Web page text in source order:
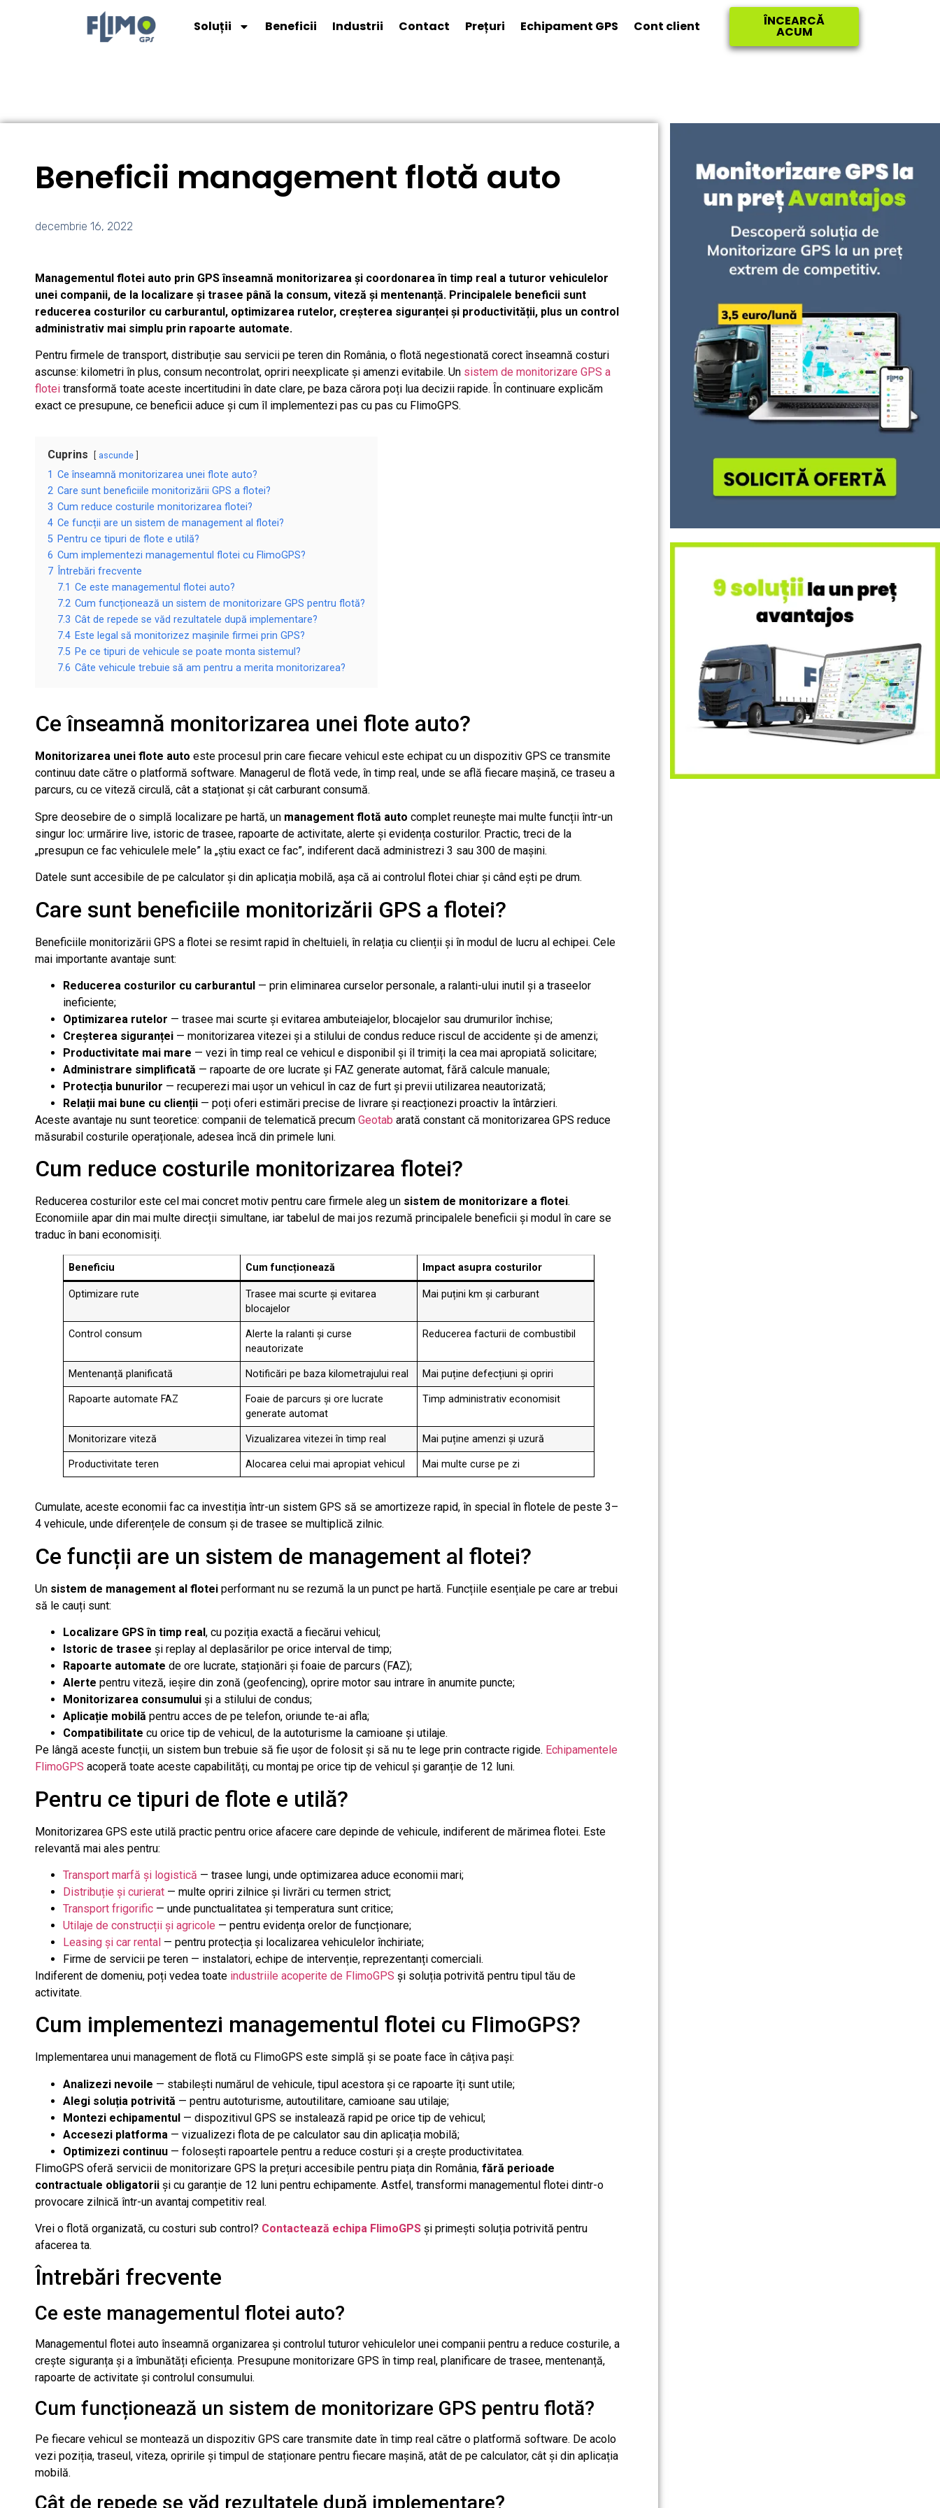
Soluții Beneficii Industrii Contact Prețuri Echipament GPS Cont client ÎNCEARCĂ
ACUM
Beneficii management flotă auto
decembrie 16, 2022
Managementul flotei auto prin GPS înseamnă monitorizarea și coordonarea în timp real a tuturor vehiculelor
unei companii, de la localizare și trasee până la consum, viteză și mentenanță. Principalele beneficii sunt
reducerea costurilor cu carburantul, optimizarea rutelor, creșterea siguranței și productivității, plus un control
administrativ mai simplu prin rapoarte automate.
Pentru firmele de transport, distribuție sau servicii pe teren din România, o flotă negestionată corect înseamnă costuri
ascunse: kilometri în plus, consum necontrolat, opriri neexplicate și amenzi evitabile. Un sistem de monitorizare GPS a
flotei transformă toate aceste incertitudini în date clare, pe baza cărora poți lua decizii rapide. În continuare explicăm
exact ce presupune, ce beneficii aduce și cum îl implementezi pas cu pas cu FlimoGPS.
Cuprins ascunde
1 Ce înseamnă monitorizarea unei flote auto?
2 Care sunt beneficiile monitorizării GPS a flotei?
3 Cum reduce costurile monitorizarea flotei?
4 Ce funcții are un sistem de management al flotei?
5 Pentru ce tipuri de flote e utilă?
6 Cum implementezi managementul flotei cu FlimoGPS?
7 Întrebări frecvente
7.1 Ce este managementul flotei auto?
7.2 Cum funcționează un sistem de monitorizare GPS pentru flotă?
7.3 Cât de repede se văd rezultatele după implementare?
7.4 Este legal să monitorizez mașinile firmei prin GPS?
7.5 Pe ce tipuri de vehicule se poate monta sistemul?
7.6 Câte vehicule trebuie să am pentru a merita monitorizarea?
Ce înseamnă monitorizarea unei flote auto?
Monitorizarea unei flote auto este procesul prin care fiecare vehicul este echipat cu un dispozitiv GPS ce transmite
continuu date către o platformă software. Managerul de flotă vede, în timp real, unde se află fiecare mașină, ce traseu a
parcurs, cu ce viteză circulă, cât a staționat și cât carburant consumă.
Spre deosebire de o simplă localizare pe hartă, un management flotă auto complet reunește mai multe funcții într-un
singur loc: urmărire live, istoric de trasee, rapoarte de activitate, alerte și evidența costurilor. Practic, treci de la
„presupun ce fac vehiculele mele” la „știu exact ce fac”, indiferent dacă administrezi 3 sau 300 de mașini.
Datele sunt accesibile de pe calculator și din aplicația mobilă, așa că ai controlul flotei chiar și când ești pe drum.
Care sunt beneficiile monitorizării GPS a flotei?
Beneficiile monitorizării GPS a flotei se resimt rapid în cheltuieli, în relația cu clienții și în modul de lucru al echipei. Cele
mai importante avantaje sunt:
Reducerea costurilor cu carburantul — prin eliminarea curselor personale, a ralanti-ului inutil și a traseelor
ineficiente;
Optimizarea rutelor — trasee mai scurte și evitarea ambuteiajelor, blocajelor sau drumurilor închise;
Creșterea siguranței — monitorizarea vitezei și a stilului de condus reduce riscul de accidente și de amenzi;
Productivitate mai mare — vezi în timp real ce vehicul e disponibil și îl trimiți la cea mai apropiată solicitare;
Administrare simplificată — rapoarte de ore lucrate și FAZ generate automat, fără calcule manuale;
Protecția bunurilor — recuperezi mai ușor un vehicul în caz de furt și previi utilizarea neautorizată;
Relații mai bune cu clienții — poți oferi estimări precise de livrare și reacționezi proactiv la întârzieri.
Aceste avantaje nu sunt teoretice: companii de telematică precum Geotab arată constant că monitorizarea GPS reduce
măsurabil costurile operaționale, adesea încă din primele luni.
Cum reduce costurile monitorizarea flotei?
Reducerea costurilor este cel mai concret motiv pentru care firmele aleg un sistem de monitorizare a flotei.
Economiile apar din mai multe direcții simultane, iar tabelul de mai jos rezumă principalele beneficii și modul în care se
traduc în bani economisiți.
Beneficiu Cum funcționează Impact asupra costurilor
Optimizare rute
Trasee mai scurte și evitarea
blocajelor
Mai puțini km și carburant
Control consum
Alerte la ralanti și curse
neautorizate
Reducerea facturii de combustibil
Mentenanță planificată Notificări pe baza kilometrajului real Mai puține defecțiuni și opriri
Rapoarte automate FAZ
Foaie de parcurs și ore lucrate
generate automat
Timp administrativ economisit
Monitorizare viteză Vizualizarea vitezei în timp real Mai puține amenzi și uzură
Productivitate teren Alocarea celui mai apropiat vehicul Mai multe curse pe zi
Cumulate, aceste economii fac ca investiția într-un sistem GPS să se amortizeze rapid, în special în flotele de peste 3–
4 vehicule, unde diferențele de consum și de trasee se multiplică zilnic.
Ce funcții are un sistem de management al flotei?
Un sistem de management al flotei performant nu se rezumă la un punct pe hartă. Funcțiile esențiale pe care ar trebui
să le cauți sunt:
Localizare GPS în timp real, cu poziția exactă a fiecărui vehicul;
Istoric de trasee și replay al deplasărilor pe orice interval de timp;
Rapoarte automate de ore lucrate, staționări și foaie de parcurs (FAZ);
Alerte pentru viteză, ieșire din zonă (geofencing), oprire motor sau intrare în anumite puncte;
Monitorizarea consumului și a stilului de condus;
Aplicație mobilă pentru acces de pe telefon, oriunde te-ai afla;
Compatibilitate cu orice tip de vehicul, de la autoturisme la camioane și utilaje.
Pe lângă aceste funcții, un sistem bun trebuie să fie ușor de folosit și să nu te lege prin contracte rigide. Echipamentele
FlimoGPS acoperă toate aceste capabilități, cu montaj pe orice tip de vehicul și garanție de 12 luni.
Pentru ce tipuri de flote e utilă?
Monitorizarea GPS este utilă practic pentru orice afacere care depinde de vehicule, indiferent de mărimea flotei. Este
relevantă mai ales pentru:
Transport marfă și logistică — trasee lungi, unde optimizarea aduce economii mari;
Distribuție și curierat — multe opriri zilnice și livrări cu termen strict;
Transport frigorific — unde punctualitatea și temperatura sunt critice;
Utilaje de construcții și agricole — pentru evidența orelor de funcționare;
Leasing și car rental — pentru protecția și localizarea vehiculelor închiriate;
Firme de servicii pe teren — instalatori, echipe de intervenție, reprezentanți comerciali.
Indiferent de domeniu, poți vedea toate industriile acoperite de FlimoGPS și soluția potrivită pentru tipul tău de
activitate.
Cum implementezi managementul flotei cu FlimoGPS?
Implementarea unui management de flotă cu FlimoGPS este simplă și se poate face în câțiva pași:
Analizezi nevoile — stabilești numărul de vehicule, tipul acestora și ce rapoarte îți sunt utile;
Alegi soluția potrivită — pentru autoturisme, autoutilitare, camioane sau utilaje;
Montezi echipamentul — dispozitivul GPS se instalează rapid pe orice tip de vehicul;
Accesezi platforma — vizualizezi flota de pe calculator sau din aplicația mobilă;
Optimizezi continuu — folosești rapoartele pentru a reduce costuri și a crește productivitatea.
FlimoGPS oferă servicii de monitorizare GPS la prețuri accesibile pentru piața din România, fără perioade
contractuale obligatorii și cu garanție de 12 luni pentru echipamente. Astfel, transformi managementul flotei dintr-o
provocare zilnică într-un avantaj competitiv real.
Vrei o flotă organizată, cu costuri sub control? Contactează echipa FlimoGPS și primești soluția potrivită pentru
afacerea ta.
Întrebări frecvente
Ce este managementul flotei auto?
Managementul flotei auto înseamnă organizarea și controlul tuturor vehiculelor unei companii pentru a reduce costurile, a
crește siguranța și a îmbunătăți eficiența. Presupune monitorizare GPS în timp real, planificare de trasee, mentenanță,
rapoarte de activitate și controlul consumului.
Cum funcționează un sistem de monitorizare GPS pentru flotă?
Pe fiecare vehicul se montează un dispozitiv GPS care transmite date în timp real către o platformă software. De acolo
vezi poziția, traseul, viteza, opririle și timpul de staționare pentru fiecare mașină, atât de pe calculator, cât și din aplicația
mobilă.
Cât de repede se văd rezultatele după implementare?